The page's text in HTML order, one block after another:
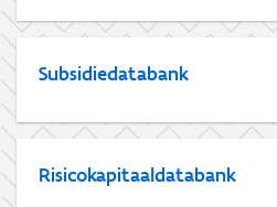
Subsidiedatabank
Risicokapitaaldatabank